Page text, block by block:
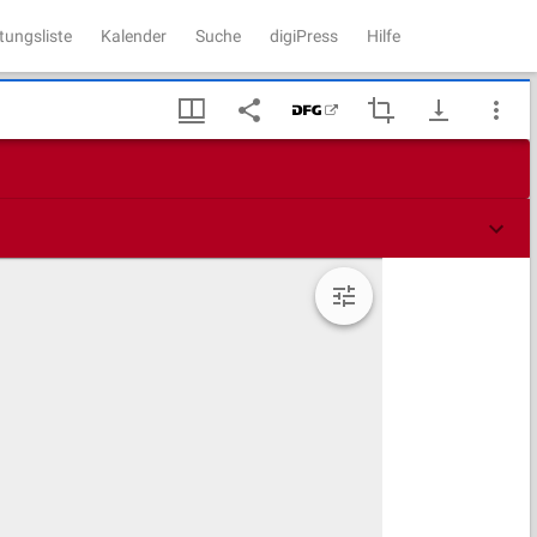
Kalender Suche digiPress Hilfe